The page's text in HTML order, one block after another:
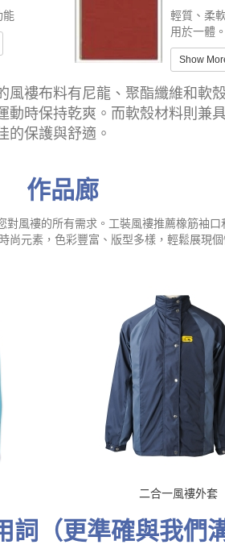
能
輕質、柔
用於一體。
Show
褸布料有尼龍、聚酯纖維和軟
時保持乾爽。而軟殼材料則兼
的保護與舒適。
作品廊
風褸的所有需求。工裝風褸推薦橡筋袖
元素，色彩豐富、版型多樣，輕鬆展現
二合一風褸外套
詞（更準確與我們